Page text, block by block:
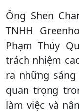
Ông Shen
TNHH
Phạm Thúy
trách nhiệm
ra những
quan trọng
làm việc và